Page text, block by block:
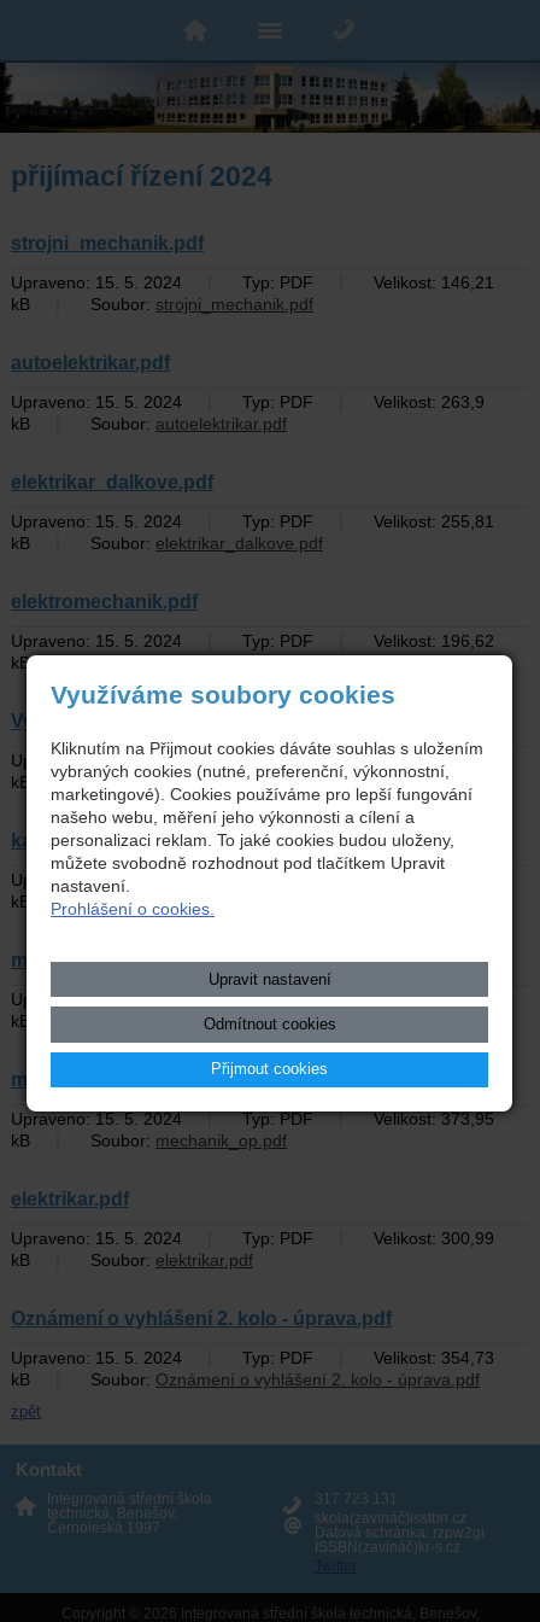
přijímací řízení 2024
strojni_mechanik.pdf
Upraveno: 15. 5. 2024 Typ: PDF
Velikost: 146,21
kB
Soubor: strojni_mechanik.pdf
autoelektrikar.pdf
Upraveno: 15. 5. 2024 Typ: PDF
Velikost: 263,9
kB
Soubor: autoelektrikar.pdf
elektrikar_dalkove.pdf
Upraveno: 15. 5. 2024 Typ: PDF
Velikost: 255,81
kB
Soubor: elektrikar_dalkove.pdf
elektromechanik.pdf
Upraveno: 15. 5. 2024 Typ: PDF
Velikost: 196,62
kB
|
Vysledky prijimaciho rizeni _ informace.pdf
Upraveno: 15. 5. 2024 | Typ: PDF |
Velikost: 703,56
kB
| Soubor:Vysledky prijimaciho rizeni _ informace.pdf
karosar.pdf
Upraveno: 15. 5. 2024
kB
| Soubor: karosar.pdf
mechanik_el.pdf
Upraveno: 15. 5. 2024 | Typ: PDF |
Velikost: 364,24
kB
mechanik_el.pdf
mechanik_op.pdf
Upraveno: 15. 5. 2024 | Typ: PDF |
Velikost: 373,95
kB
Soubor: mechanik_op.pdf
elektrikar.pdf
Upraveno: 15. 5. 2024 Typ: PDF
Velikost: 300,99
kB
Soubor: elektrikar.pdf
Oznámení o vyhlášení 2. kolo - úprava.pdf
Upraveno: 15. 5. 2024 Typ: PDF
Velikost: 354,73
kB
Soubor: Oznámení o vyhlášení 2. kolo - úprava.pdf
zpět
Kontakt
Integrovaná střední škola
technická, Benešov,
Černoleská 1997
317 723 131
skola(zavináč)isstbn.cz
Datová schránka: rzpw2gi
ISSBN(zavináč)kr-s.cz
Copyright © 2026 Integrovaná střední škola technická, Benešov,
Využíváme soubory cookies
Kliknutím na Přijmout cookies dáváte souhlas s uložením
vybraných cookies (nutné, preferenční, výkonnostní,
marketingové). Cookies používáme pro lepší fungování
našeho webu, měření jeho výkonnosti a cílení a
personalizaci reklam. To jaké cookies budou uloženy,
můžete svobodně rozhodnout pod tlačítkem Upravit
nastavení.
Prohlášení o cookies.
Upravit nastavení
Odmítnout cookies
Přijmout cookies